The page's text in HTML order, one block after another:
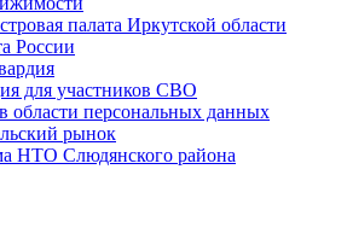
палата Иркутской области
России
для участников СВО
области персональных данных
рынок
НТО Слюдянского района